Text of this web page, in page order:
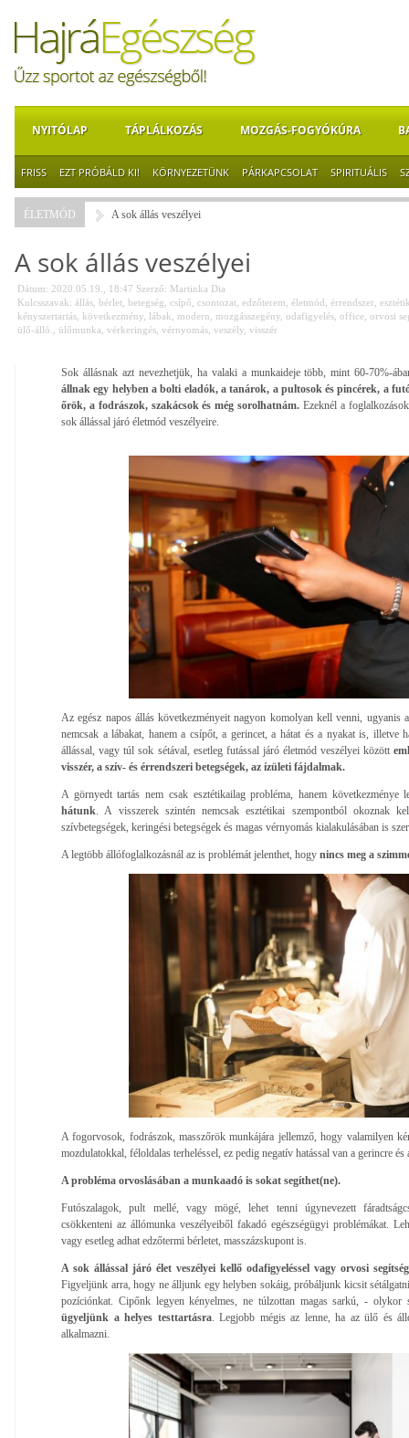
NYITÓLAP TÁPLÁLKOZÁS MOZGÁS-FOGYÓKÚRA
FRISS EZT PRÓBÁLD KI! KÖRNYEZETÜNK PÁRKAPCSOLAT SPIRITUÁLIS
ÉLETMÓD A sok állás veszélyei
A sok állás veszélyei
Dátum: 2020.05.19., 18:47 Szerző: Martinka Dia
Kulcsszavak: állás bérlet betegség csípő csontozat edzőterem életmód érrendszer
kényszertartás következmény lábak modern mozgásszegény odafigyelés office orvosi
ülő-álló.
ülőmunka vérkeringés vérnyomás veszély visszér
Sok állásnak azt nevezhetjük, ha valaki a munkaideje több, mint 60-70%-
állnak egy helyben a bolti eladók, a tanárok, a pultosok és pincérek, a
őrök, a fodrászok, szakácsok és még sorolhatnám. Ezeknél a
sok állással járó életmód veszélyeire.
Az egész napos állás következményeit nagyon komolyan kell venni, ugyanis
nemcsak a lábakat, hanem a csípőt, a gerincet, a hátat és a nyakat is, illetve
állással, vagy túl sok sétával, esetleg futással járó életmód veszélyei között
visszér, a szív- és érrendszeri betegségek, az ízületi fájdalmak.
A görnyedt tartás nem csak esztétikailag probléma, hanem következménye
hátunk . A visszerek szintén nemcsak esztétikai szempontból okoznak
szívbetegségek, keringési betegségek és magas vérnyomás kialakulásában is
A legtöbb állófoglalkozásnál az is problémát jelenthet, hogy nincs meg a
A fogorvosok, fodrászok, masszőrök munkájára jellemző, hogy valamilyen
mozdulatokkal, féloldalas terheléssel, ez pedig negatív hatással van a gerincre és
A probléma orvoslásában a munkaadó is sokat segíthet(ne).
Futószalagok, pult mellé, vagy mögé, lehet tenni úgynevezett
csökkenteni az állómunka veszélyeiből fakadó egészségügyi problémákat.
vagy esetleg adhat edzőtermi bérletet, masszázskupont is.
A sok állással járó élet veszélyei kellő odafigyeléssel vagy orvosi
Figyeljünk arra, hogy ne álljunk egy helyben sokáig, próbáljunk kicsit
pozíciónkat. Cipőnk legyen kényelmes, ne túlzottan magas sarkú, -
ügyeljünk a helyes testtartásra. Legjobb mégis az lenne, ha az ülő és
alkalmazni.